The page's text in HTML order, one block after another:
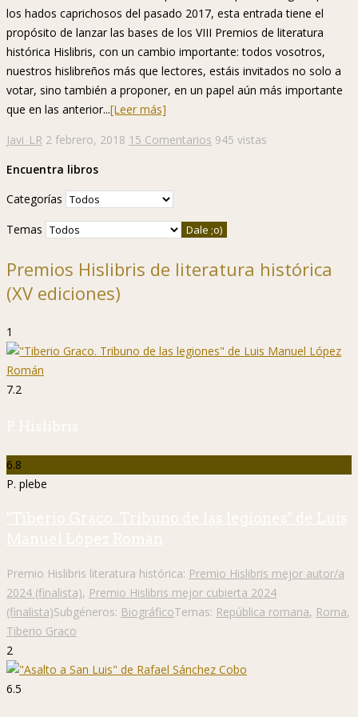
los hados caprichosos del pasado 2017, esta entrada tiene el
propósito de lanzar las bases de los VIII Premios de literatura
histórica Hislibris, con un cambio importante: todos vosotros,
nuestros hislibreños más que lectores, estáis invitados no solo a
votar, sino también a proponer, en un papel aún más importante
que en las anterior...[Leer más]
Javi_LR 2 febrero, 2018 15 Comentarios 945 vistas
Encuentra libros
Categorías
Temas
Premios Hislibris de literatura histórica
(XV ediciones)
1
7.2
P. Hislibris
6.8
P. plebe
"Tiberio Graco. Tribuno de las legiones" de Luis
Manuel López Román
Premio Hislibris literatura histórica: Premio Hislibris mejor autor/a
2024 (finalista), Premio Hislibris mejor cubierta 2024
(finalista)Subgéneros: BiográficoTemas: República romana, Roma,
Tiberio Graco
2
6.5